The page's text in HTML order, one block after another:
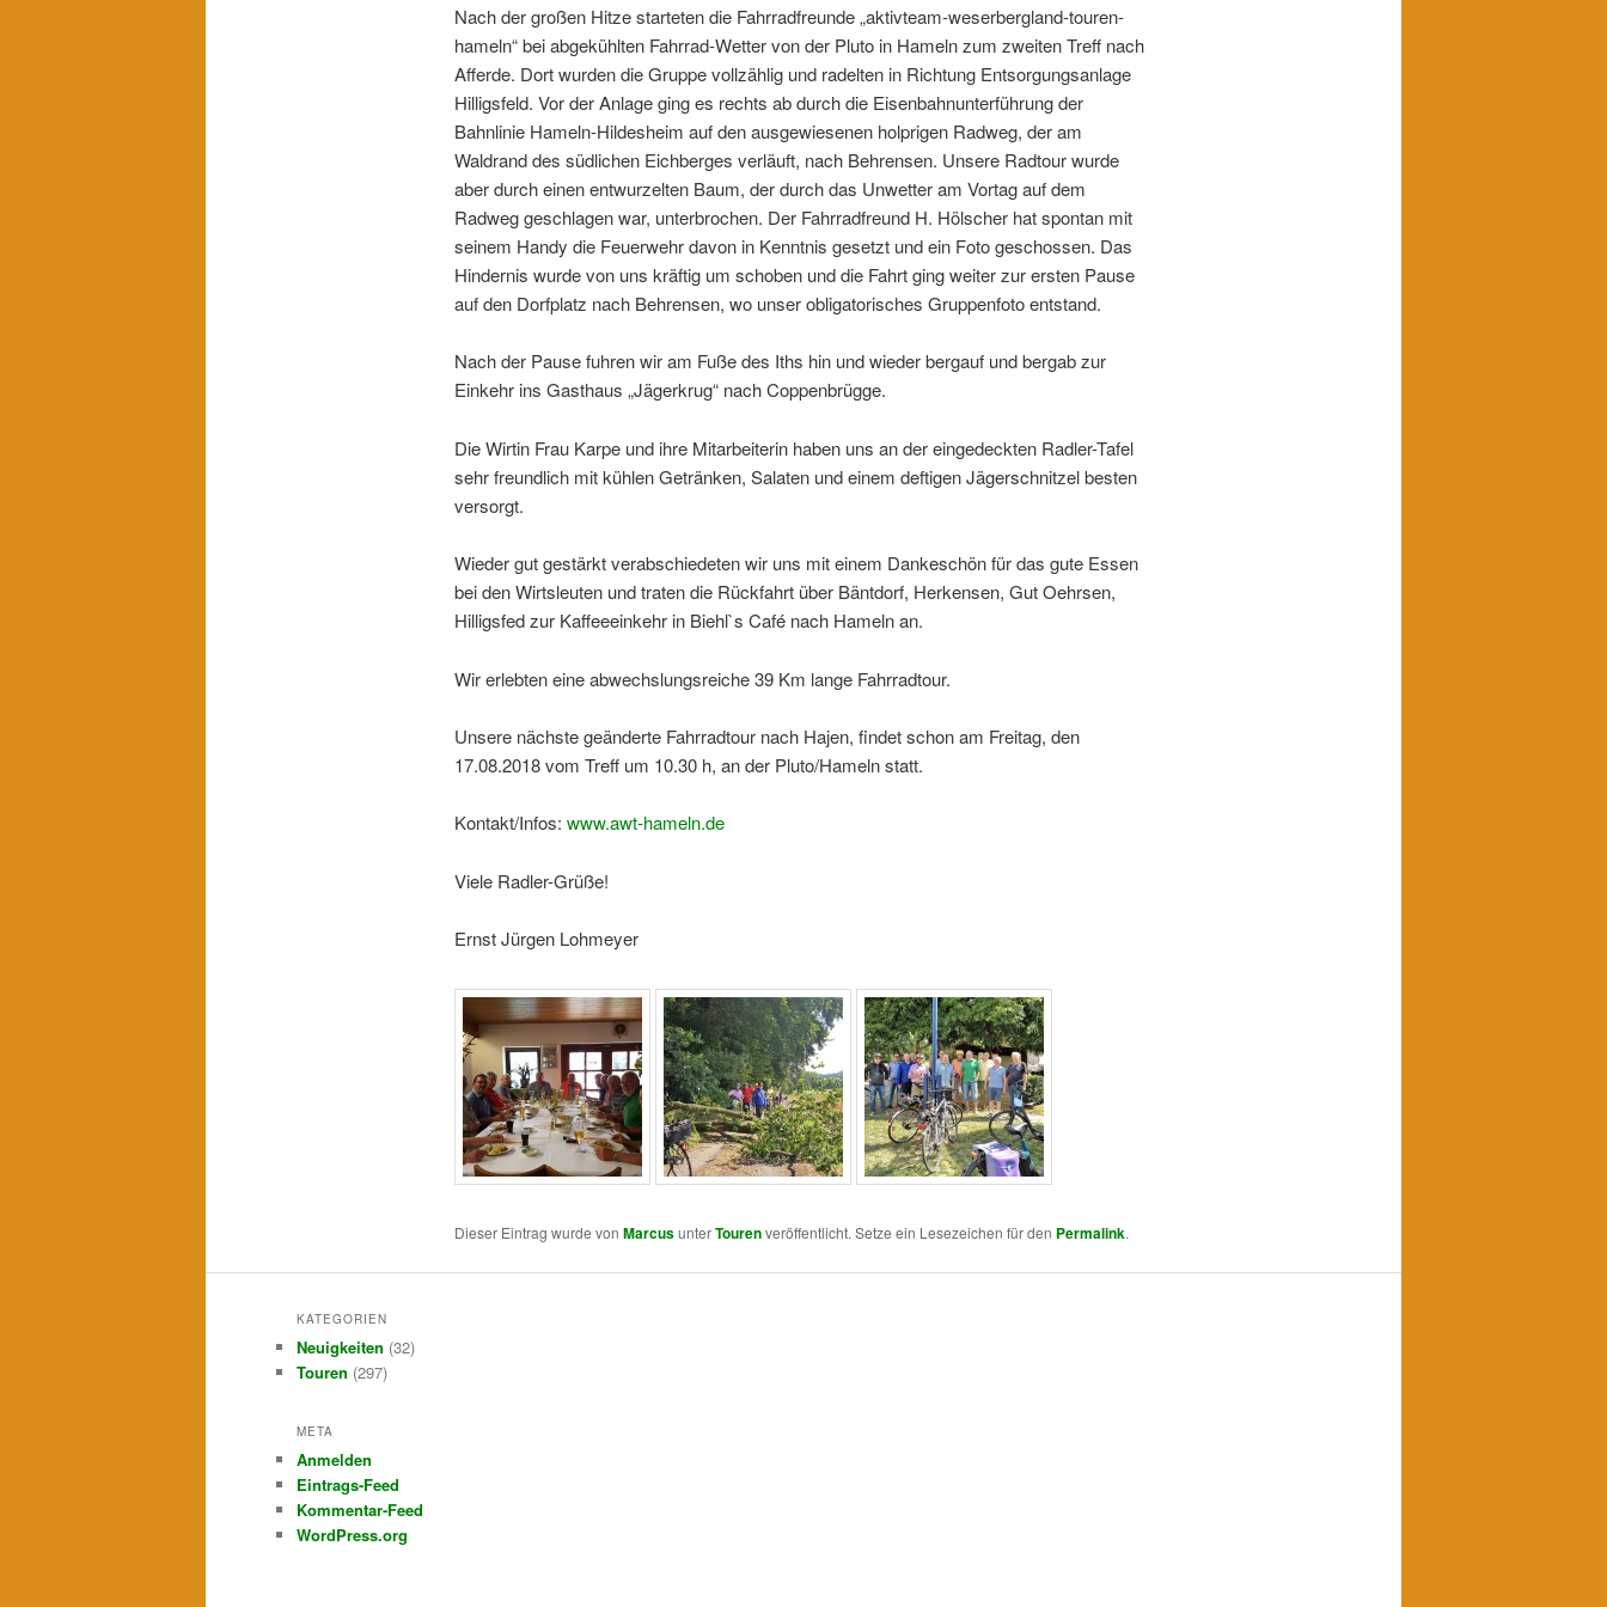
Nach der großen Hitze starteten die Fahrradfreunde „aktivteam-weserbergland-touren-
hameln“ bei abgekühlten Fahrrad-Wetter von der Pluto in Hameln zum zweiten Treff nach
Afferde. Dort wurden die Gruppe vollzählig und radelten in Richtung Entsorgungsanlage
Hilligsfeld. Vor der Anlage ging es rechts ab durch die Eisenbahnunterführung der
Bahnlinie Hameln-Hildesheim auf den ausgewiesenen holprigen Radweg, der am
Waldrand des südlichen Eichberges verläuft, nach Behrensen. Unsere Radtour wurde
aber durch einen entwurzelten Baum, der durch das Unwetter am Vortag auf dem
Radweg geschlagen war, unterbrochen. Der Fahrradfreund H. Hölscher hat spontan mit
seinem Handy die Feuerwehr davon in Kenntnis gesetzt und ein Foto geschossen. Das
Hindernis wurde von uns kräftig um schoben und die Fahrt ging weiter zur ersten Pause
auf den Dorfplatz nach Behrensen, wo unser obligatorisches Gruppenfoto entstand.
Nach der Pause fuhren wir am Fuße des Iths hin und wieder bergauf und bergab zur
Einkehr ins Gasthaus „Jägerkrug“ nach Coppenbrügge.
Die Wirtin Frau Karpe und ihre Mitarbeiterin haben uns an der eingedeckten Radler-Tafel
sehr freundlich mit kühlen Getränken, Salaten und einem deftigen Jägerschnitzel besten
versorgt.
Wieder gut gestärkt verabschiedeten wir uns mit einem Dankeschön für das gute Essen
bei den Wirtsleuten und traten die Rückfahrt über Bäntdorf, Herkensen, Gut Oehrsen,
Hilligsfed zur Kaffeeeinkehr in Biehl`s Café nach Hameln an.
Wir erlebten eine abwechslungsreiche 39 Km lange Fahrradtour.
Unsere nächste geänderte Fahrradtour nach Hajen, findet schon am Freitag, den
17.08.2018 vom Treff um 10.30 h, an der Pluto/Hameln statt.
Kontakt/Infos: www.awt-hameln.de
Viele Radler-Grüße!
Ernst Jürgen Lohmeyer
Dieser Eintrag wurde von MarcusunterTourenveröffentlicht. Setze ein Lesezeichen für den Permalink.
KATEGORIEN
Neuigkeiten (32)
Touren (297)
META
Anmelden
Eintrags-Feed
Kommentar-Feed
WordPress.org